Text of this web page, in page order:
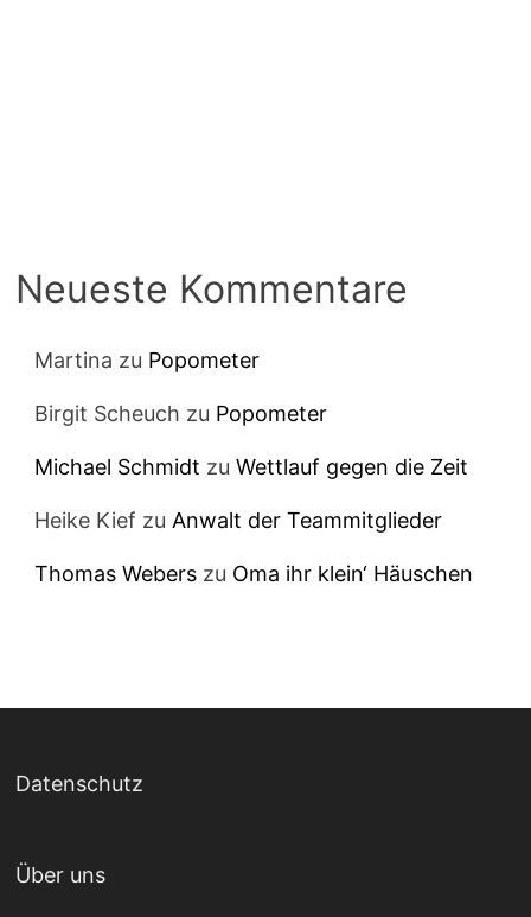
Neueste Kommentare
Martina zu Popometer
Birgit Scheuch zu Popometer
Michael Schmidt zuWettlauf gegen die Zeit
Heike Kief zu Anwalt der Teammitglieder
Thomas Webers zu Oma ihr klein‘ Häuschen
Datenschutz
Über uns